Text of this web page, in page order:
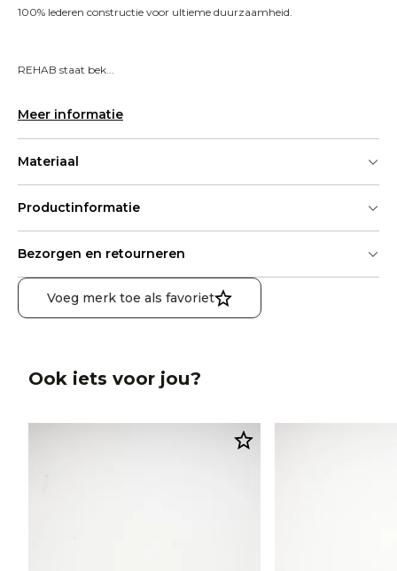
100% lederen constructie voor ultieme duurzaamheid.
REHAB staat bek...
Meer informatie
Materiaal
Productinformatie
Bezorgen en retourneren
Voeg merk toe als favoriet
Ook iets voor jou?